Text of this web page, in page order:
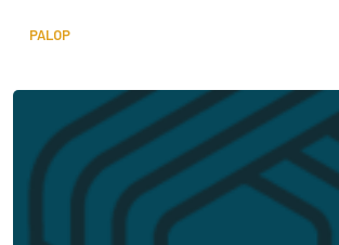
PALOP